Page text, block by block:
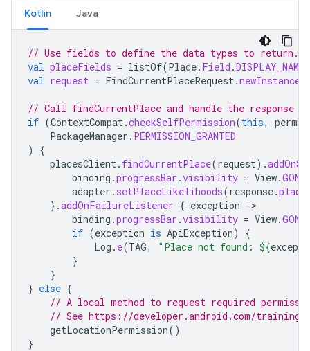
Kotlin Java
// Use fields to define the data types to return.
val placeFields = listOf(Place. Field .DISPLAY_NAME
val request = FindCurrentPlaceRequest.newInstance
// Call findCurrentPlace and handle the
if (ContextCompat.checkSelfPermission(this,
PackageManager . PERMISSION_GRANTED
)
{
placesClient. findCurrentPlace(request).
binding .progressBar .visibility = View.GONE
adapter . setPlaceLikelihoods(response.
}.addOnFailureListener { exception -
binding .progressBar .visibility = View.GONE
if (exception is ApiException)
{
Log . e(TAG, "Place not found: ${
}
}
} else {
// A local method to request required
// See https://developer.android.com/training/
getLocationPermission()
}